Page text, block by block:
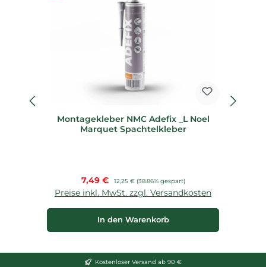
Montagekleber NMC Adefix _L Noel
Marquet Spachtelkleber
Verkaufspreis:
7,49 € Regulärer Preis:
12,25 € (38.86% gespart)
Preise inkl. MwSt. zzgl. Versandkosten
In den Warenkorb
Kostenloser Versand ab 90 €